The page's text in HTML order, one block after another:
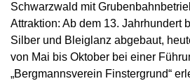
Schwarzwald mit
Attraktion: Ab dem 13. Jahrhundert
Silber und Bleiglanz abgebaut,
von Mai bis Oktober bei einer
„Bergmannsverein Finstergrund“